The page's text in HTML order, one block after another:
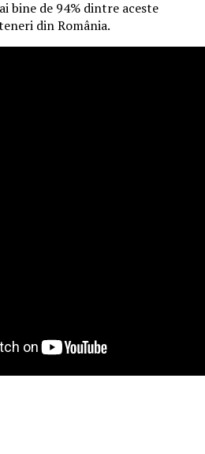
bine de 94% dintre aceste
din România.